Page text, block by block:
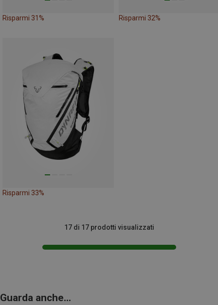
Risparmi 31% Risparmi 32%
Risparmi 33%
17 di 17 prodotti visualizzati
Guarda anche...